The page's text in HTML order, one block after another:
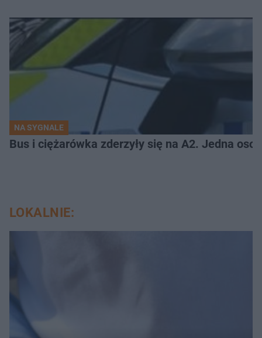
NA SYGNALE
Bus i ciężarówka zderzyły się na A2. Jedna
LOKALNIE: